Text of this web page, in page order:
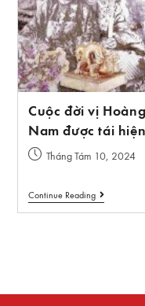
Cuộc đời vị
Nam được tái
Tháng Tám 10, 2024
Continue Reading